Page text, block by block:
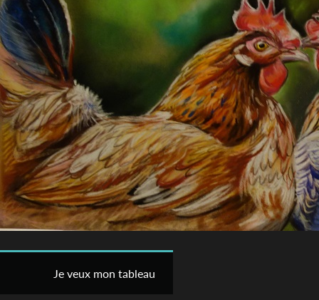
Je veux mon tableau